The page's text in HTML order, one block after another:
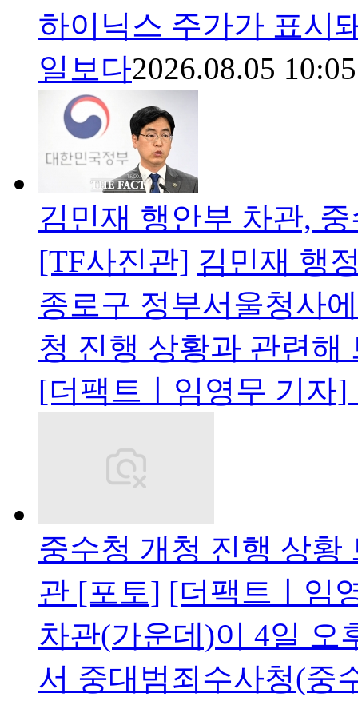
하이닉스 주가가 표시
일보다2026.08.05 10:05
김민재 행안부 차관,
[TF사진관] 김민재 행
종로구 정부서울청사
청 진행 상황과 관련해
[더팩트ㅣ임영무 기자
중수청 개청 진행 상황
관 [포토] [더팩트ㅣ임
차관(가운데)이 4일 오
서 중대범죄수사청(중